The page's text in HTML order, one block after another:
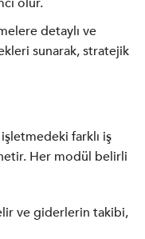
detaylı ve
sunarak, stratejik
farklı iş
Her modül belirli
ve giderlerin takibi,